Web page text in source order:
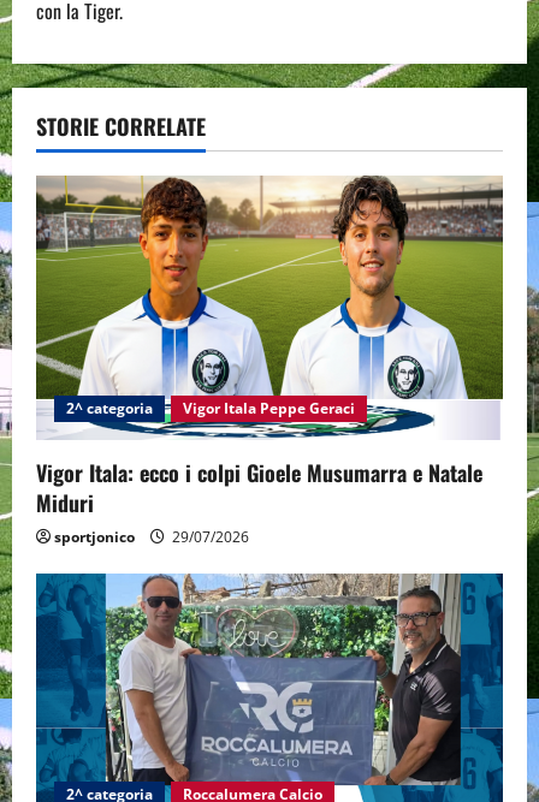
n
a
v
i
g
a
t
i
o
n
con la Tiger.
STORIE CORRELATE
2^ categoria Vigor Itala Peppe Geraci
Vigor Itala: ecco i colpi Gioele Musumarra e Natale
Miduri
sportjonico 29/07/2026
2^ categoria Roccalumera Calcio